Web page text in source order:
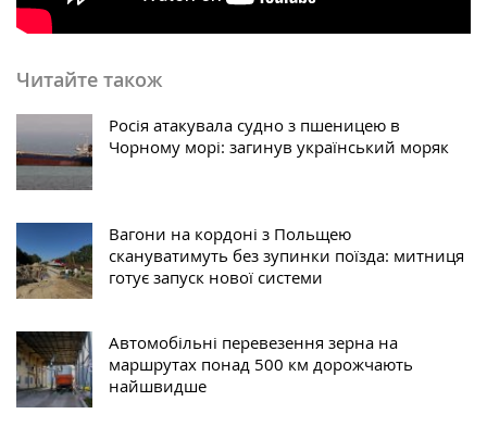
Читайте також
Росія атакувала судно з пшеницею в
Чорному морі: загинув український моряк
Вагони на кордоні з Польщею
скануватимуть без зупинки поїзда: митниця
готує запуск нової системи
Автомобільні перевезення зерна на
маршрутах понад 500 км дорожчають
найшвидше